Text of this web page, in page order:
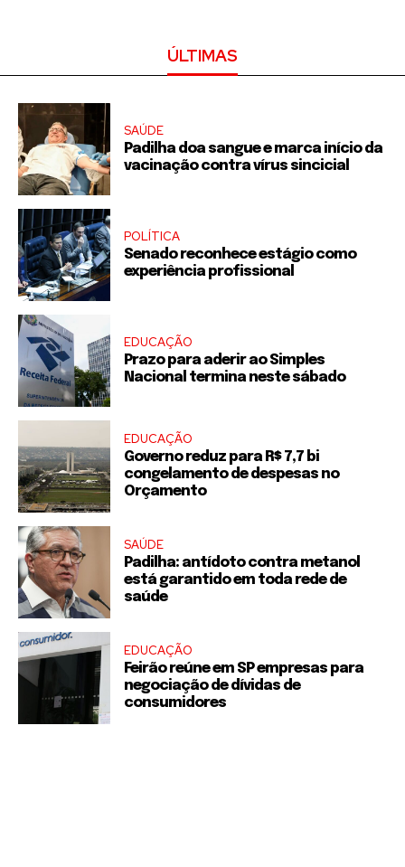
ÚLTIMAS
SAÚDE
Padilha doa sangue e marca início da
vacinação contra vírus sincicial
POLÍTICA
Senado reconhece estágio como
experiência profissional
EDUCAÇÃO
Prazo para aderir ao Simples
Nacional termina neste sábado
EDUCAÇÃO
Governo reduz para R$ 7,7 bi
congelamento de despesas no
Orçamento
SAÚDE
Padilha: antídoto contra metanol
está garantido em toda rede de
saúde
EDUCAÇÃO
Feirão reúne em SP empresas para
negociação de dívidas de
consumidores